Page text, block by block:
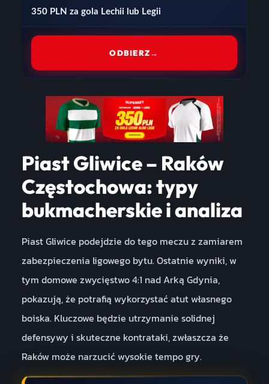
350 PLN za gola Lechii lub Legii
ODBIERZ→
Piast Gliwice – Raków
Częstochowa: typy
bukmacherskie i analiza
Piast Gliwice podejdzie do tego meczu z zamiarem
zabezpieczenia ligowego bytu. Ostatnie wyniki, w
tym domowe zwycięstwo 4:1 nad Arką Gdynia,
pokazują, że potrafią wykorzystać atut własnego
boiska. Kluczowe będzie utrzymanie solidnej
defensywy i skuteczne kontrataki, zwłaszcza że
Raków może narzucić wysokie tempo gry.